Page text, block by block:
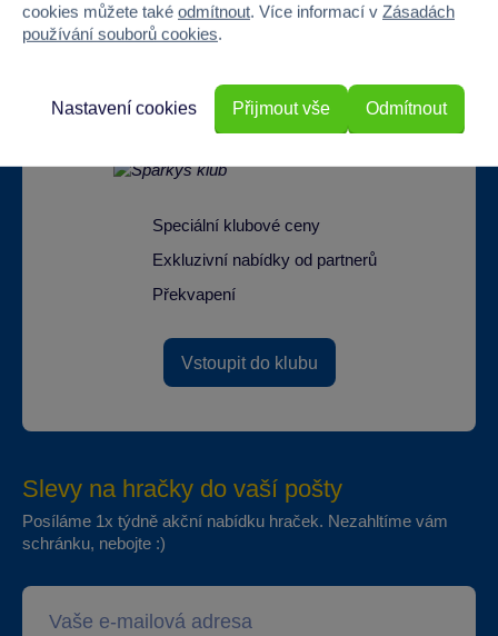
Doprava zdarma při
odběru na prodejnách
Speciální klubové ceny
Exkluzivní nabídky od partnerů
Překvapení
Vstoupit do klubu
Slevy na hračky do vaší pošty
Posíláme 1x týdně akční nabídku hraček. Nezahltíme vám
schránku, nebojte :)
cookies můžete také odmítnout. Více informací v Zásadách
používání souborů cookies.
Odmítnout
Nastavení cookies Přijmout vše